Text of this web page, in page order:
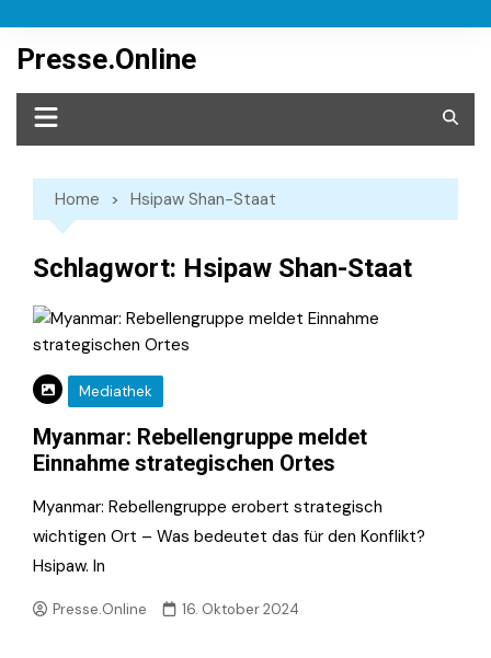
content
Presse.Online
Home Hsipaw Shan-Staat
Schlagwort: Hsipaw Shan-Staat
Mediathek
Myanmar: Rebellengruppe meldet
Einnahme strategischen Ortes
Myanmar: Rebellengruppe erobert strategisch
wichtigen Ort – Was bedeutet das für den Konflikt?
Hsipaw. In
Presse.Online 16. Oktober 2024